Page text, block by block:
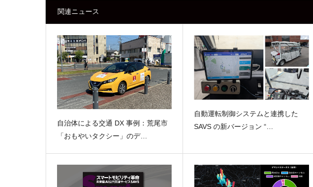
関連ニュース
自治体による交通 DX 事例：荒尾市
「おもやいタクシー」のデ…
自動運転制御システムと連携した
SAVS の新バージョン “…